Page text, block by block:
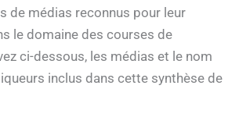
de médias reconnus pour leur
le domaine des courses de
ci-dessous, les médias et le nom
inclus dans cette synthèse de